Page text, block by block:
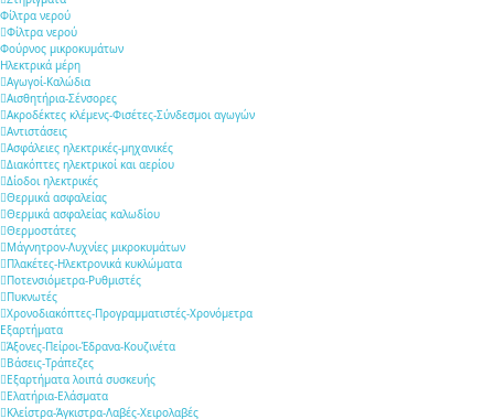
Φίλτρα νερού
Φίλτρα νερού
Φούρνος μικροκυμάτων
Ηλεκτρικά μέρη
Αγωγοί-Καλώδια
Αισθητήρια-Σένσορες
Ακροδέκτες κλέμενς-Φισέτες-Σύνδεσμοι αγωγών
Αντιστάσεις
Ασφάλειες ηλεκτρικές-μηχανικές
Διακόπτες ηλεκτρικοί και αερίου
Δίοδοι ηλεκτρικές
Θερμικά ασφαλείας
Θερμικά ασφαλείας καλωδίου
Θερμοστάτες
Μάγνητρον-Λυχνίες μικροκυμάτων
Πλακέτες-Ηλεκτρονικά κυκλώματα
Ποτενσιόμετρα-Ρυθμιστές
Πυκνωτές
Χρονοδιακόπτες-Προγραμματιστές-Χρονόμετρα
Εξαρτήματα
Άξονες-Πείροι-Έδρανα-Κουζινέτα
Βάσεις-Τράπεζες
Εξαρτήματα λοιπά συσκευής
Ελατήρια-Ελάσματα
Κλείστρα-Άγκιστρα-Λαβές-Χειρολαβές